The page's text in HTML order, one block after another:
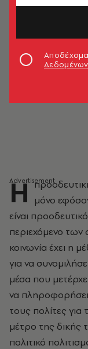
Η μόνο
είναι
περιεχόμενο των
κοινωνία έχει η
για να
μέσα που
να
τους πολίτες για
μέτρο της δικής
πολιτικό
Δεδομένων